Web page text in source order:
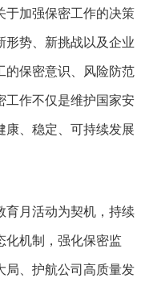
于加强保密工作的决策
形势、新挑战以及企业
的保密意识、风险防范
工作不仅是维护国家安
康、稳定、可持续发展
育月活动为契机，持续
化机制，强化保密监
局、护航公司高质量发